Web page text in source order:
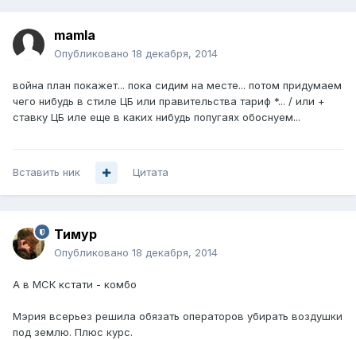
mamla
Опубликовано 18 декабря, 2014
война план покажет... пока сидим на месте... потом придумаем
чего нибудь в стиле ЦБ или правительства тариф *... / или +
ставку ЦБ иле еще в каких нибудь попугаях обоснуем...
Вставить ник Цитата
Тимур
Опубликовано 18 декабря, 2014
А в МСК кстати - комбо
Мэрия всерьез решила обязать операторов убирать воздушки
под землю. Плюс курс.